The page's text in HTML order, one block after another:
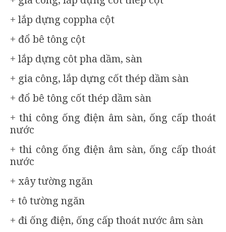
+ lắp dựng coppha cột
+ đổ bê tông cột
+ lắp dựng côt pha dầm, sàn
+ gia công, lắp dựng cốt thép dầm sàn
+ đổ bê tông cốt thép dầm sàn
+ thi công ống điện âm sàn, ống cấp thoát
nước
+ thi công ống điện âm sàn, ống cấp thoát
nước
+ xây tường ngăn
+ tô tường ngăn
+ đi ống điện, ống cấp thoát nước âm sàn